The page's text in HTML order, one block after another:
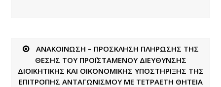
ΑΝΑΚΟΙΝΩΣΗ – ΠΡΟΣΚΛΗΣΗ ΠΛΗΡΩΣΗΣ ΤΗΣ
ΘΕΣΗΣ ΤΟΥ ΠΡΟΪΣΤΑΜΕΝΟΥ ΔΙΕΥΘΥΝΣΗΣ
ΔΙΟΙΚΗΤΙΚΗΣ ΚΑΙ ΟΙΚΟΝΟΜΙΚΗΣ ΥΠΟΣΤΗΡΙΞΗΣ ΤΗΣ
ΕΠΙΤΡΟΠΗΣ ΑΝΤΑΓΩΝΙΣΜΟΥ ΜΕ ΤΕΤΡΑΕΤΗ ΘΗΤΕΙΑ